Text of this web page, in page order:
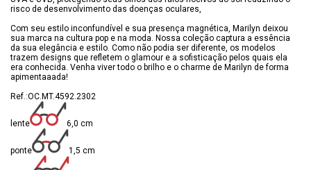
risco de desenvolvimento das doenças oculares,
Com seu estilo inconfundível e sua presença magnética, Marilyn deixou
sua marca na cultura pop e na moda. Nossa coleção captura a essência
da sua elegância e estilo. Como não podia ser diferente, os modelos
trazem designs que refletem o glamour e a sofisticação pelos quais ela
era conhecida. Venha viver todo o brilho e o charme de Marilyn de forma
apimentaaada!
Ref.:OC.MT.4592.2302
lente 6,0 cm
ponte 1,5 cm